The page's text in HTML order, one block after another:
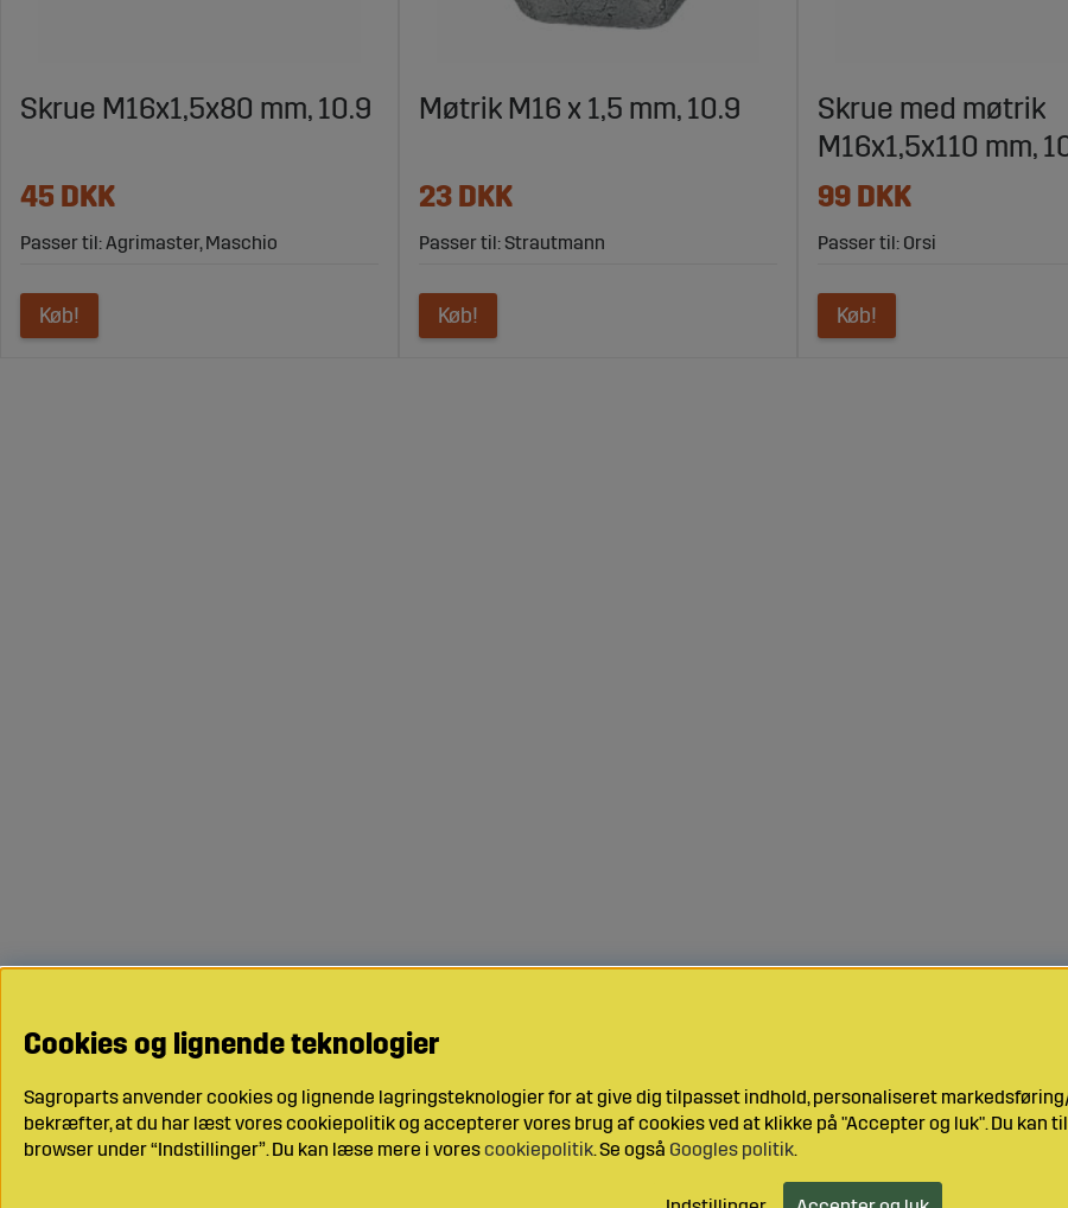
Skrue M16x1,5x80 mm, 10.9
45 DKK
Passer til: Agrimaster, Maschio
Køb!
Møtrik M16 x 1,5 mm, 10.9
23 DKK
Passer til: Strautmann
Køb!
Skrue med møtrik
M16x1,5x110 mm,
99 DKK
Passer til: Orsi
Køb!
Cookies og lignende teknologier
Sagroparts anvender cookies og lignende lagringsteknologier for at give dig tilpasset indhold, personaliseret
bekræfter, at du har læst vores cookiepolitik og accepterer vores brug af cookies ved at klikke på "Accepter og luk". Du kan
browser under “Indstillinger”. Du kan læse mere i vorescookiepolitik. Se også Googles politik.